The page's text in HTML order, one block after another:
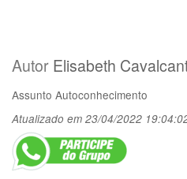
Autor Elisabeth
Assunto Autoconhecimento
Atualizado em 23/04/2022